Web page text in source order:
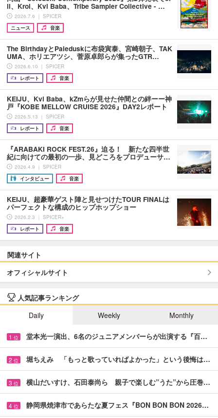
ll、Kroi、Kvi Baba、Tribe Sampler Collective - …
2026.7.6 ｜ SPICER
ニュース
音楽
The BirthdayとPaleduskに布袋寅泰、宮崎朝子、TAK
UMA、ホリエアツシ、菅原卓郎らが集ったGTR…
2026.6.10 ｜ SPICER
レポート
音楽
KEIJU、Kvi Baba、kZmらが見せた仲間との絆ーー神
戸『KOBE MELLOW CRUISE 2026』DAY2レポート
2026.5.13 ｜ SPICER
レポート
音楽
『ARABAKI ROCK FEST.26』迫る！ 新たな四半世
紀に向けての最初の一歩、見どころをプロデューサ…
2026.4.9 ｜ SPICER
インタビュー
音楽
KEIJU、超豪華ゲスト陣と見せつけたTOUR FINALは
パーフェクトな構成のヒップホップショー
2026.2.3 ｜ SPICER+
レポート
音楽
関連サイト
オフィシャルサイト
人気記事ランキング
Daily
Weekly Monthly
1 位 堂本光一演出、6名のジュニアメンバーらが出演する『百…
2 位 堀ちえみ 「もっと歌っていればよかった」という後悔は…
3 位 横山だいすけ、石田泰尚ら 親子で楽しむ”うた”から圧巻…
4 位 静岡県焼津市であらたな夏フェス『BON BON BON 2026…